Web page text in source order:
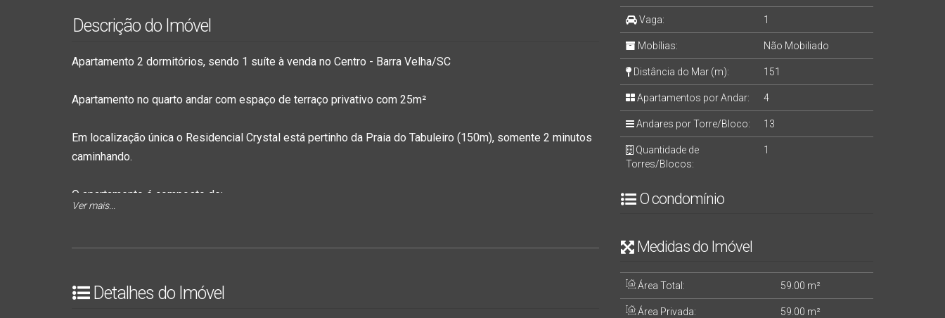
Descrição do Imóvel
Apartamento 2 dormitórios, sendo 1 suíte à venda no Centro - Barra Velha/SC
Apartamento no quarto andar com espaço de terraço privativo com 25m²
Em localização única o Residencial Crystal está pertinho da Praia do Tabuleiro (150m), somente 2 minutos
caminhando.
O apartamento é composto de:
sala e cozinha integradas
Lavanderia
Ver mais...
Detalhes do Imóvel
Vaga: 1
Mobílias: Não Mobiliado
Distância do Mar (m): 151
Apartamentos por Andar: 4
Andares por Torre/Bloco: 13
Quantidade de
Torres/Blocos:
1
O condomínio
Medidas do Imóvel
Área Total: 59 .00 m²
Área Privada: 59 .00 m²